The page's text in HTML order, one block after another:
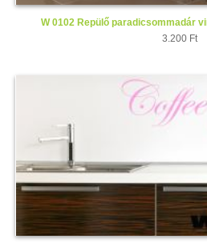
W 0102 Repülő paradicsommadár
3.200 Ft